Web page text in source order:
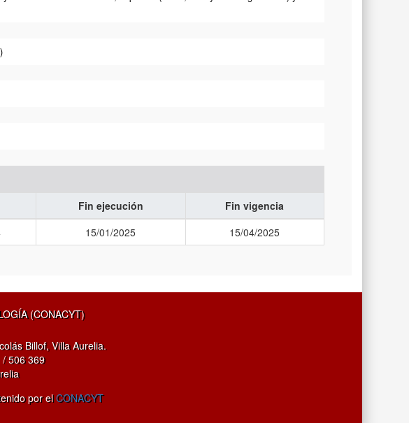
Fin ejecución
Fin vigencia
15/01/2025 15/04/2025
(CONACYT)
Billof, Villa Aurelia.
506 369
por elCONACYT